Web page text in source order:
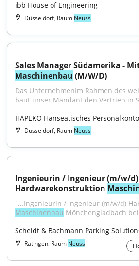
ibb House of Engineering
Düsseldorf, Raum Neuss
Maschinenbau (M/W/D)
Das UnternehmenIm Rahmen des
baut unser Mandant den Vertrieb in
HAPEKO Hanseatisches
Düsseldorf, Raum Neuss
Ingenieurin / Ingenieur (m/w/d)
Hardwarekonstruktion
Maschinenbau Mönchengladbach
Scheidt & Bachmann Parking
Ratingen, Raum Neuss